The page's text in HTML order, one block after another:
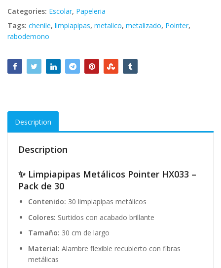
Categories: Escolar, Papeleria
Tags: chenile, limpiapipas, metalico, metalizado, Pointer,
rabodemono
Description
Description
✨ Limpiapipas Metálicos Pointer HX033 –
Pack de 30
Contenido: 30 limpiapipas metálicos
Colores: Surtidos con acabado brillante
Tamaño: 30 cm de largo
Material: Alambre flexible recubierto con fibras
metálicas